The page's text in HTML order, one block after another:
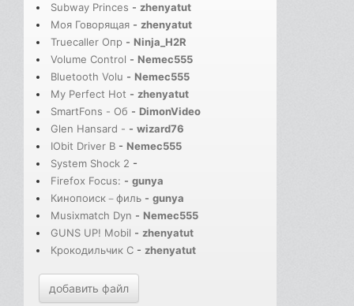
Subway Princes - zhenyatut
Моя Говорящая - zhenyatut
Truecaller Опр - Ninja_H2R
Volume Control - Nemec555
Bluetooth Volu - Nemec555
My Perfect Hot - zhenyatut
SmartFons - Об - DimonVideo
Glen Hansard - - wizard76
IObit Driver B - Nemec555
System Shock 2 -
Firefox Focus: - gunya
Кинопоиск－филь - gunya
Musixmatch Dyn - Nemec555
GUNS UP! Mobil - zhenyatut
Крокодильчик С - zhenyatut
добавить файл